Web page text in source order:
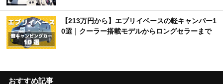
【213万円から】エブリイベースの軽キャンパー1
0選｜クーラー搭載モデルからロングセラーまで
おすすめ記事